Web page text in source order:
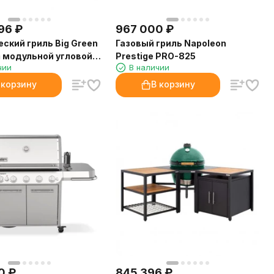
₽
гриль Big Green
модульной угловой
в комбинации со
рабочим столом
967 000 ₽
Газовый гриль Napoleon
Prestige PRO-825
В наличии
В корзину